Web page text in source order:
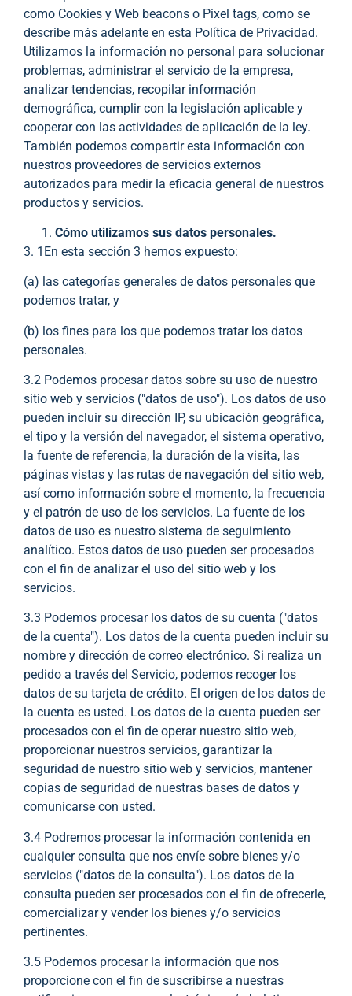
como Cookies y Web beacons o Pixel tags, como se
describe más adelante en esta Política de Privacidad.
Utilizamos la información no personal para solucionar
problemas, administrar el servicio de la empresa,
analizar tendencias, recopilar información
demográfica, cumplir con la legislación aplicable y
cooperar con las actividades de aplicación de la ley.
También podemos compartir esta información con
nuestros proveedores de servicios externos
autorizados para medir la eficacia general de nuestros
productos y servicios.
Cómo utilizamos sus datos personales.
3. 1En esta sección 3 hemos expuesto:
(a) las categorías generales de datos personales que
podemos tratar, y
(b) los fines para los que podemos tratar los datos
personales.
3.2 Podemos procesar datos sobre su uso de nuestro
sitio web y servicios ("datos de uso"). Los datos de uso
pueden incluir su dirección IP, su ubicación geográfica,
el tipo y la versión del navegador, el sistema operativo,
la fuente de referencia, la duración de la visita, las
páginas vistas y las rutas de navegación del sitio web,
así como información sobre el momento, la frecuencia
y el patrón de uso de los servicios. La fuente de los
datos de uso es nuestro sistema de seguimiento
analítico. Estos datos de uso pueden ser procesados
con el fin de analizar el uso del sitio web y los
servicios.
3.3 Podemos procesar los datos de su cuenta ("datos
de la cuenta"). Los datos de la cuenta pueden incluir su
nombre y dirección de correo electrónico. Si realiza un
pedido a través del Servicio, podemos recoger los
datos de su tarjeta de crédito. El origen de los datos de
la cuenta es usted. Los datos de la cuenta pueden ser
procesados con el fin de operar nuestro sitio web,
proporcionar nuestros servicios, garantizar la
seguridad de nuestro sitio web y servicios, mantener
copias de seguridad de nuestras bases de datos y
comunicarse con usted.
3.4 Podremos procesar la información contenida en
cualquier consulta que nos envíe sobre bienes y/o
servicios ("datos de la consulta"). Los datos de la
consulta pueden ser procesados con el fin de ofrecerle,
comercializar y vender los bienes y/o servicios
pertinentes.
3.5 Podemos procesar la información que nos
proporcione con el fin de suscribirse a nuestras